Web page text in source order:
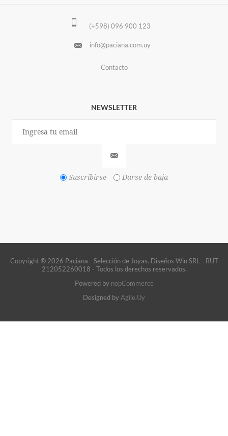
(+598) 096 900 123
info@paciana.com.uy
Contacto
NEWSLETTER
Suscribirse Darse de baja
Copyright ® 2026 Paciana - Selección de Joyas. Diseños Win SRL - RUT
212052260018 - Todos los derechos reservados.
Powered by nopCommerce
Designed byAgile.Uy